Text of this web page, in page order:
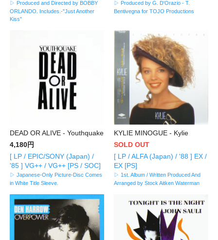
▷ Produced and Directed by BOBBY
ORLANDO. Includes.-"Just Another
Kiss"
▷ Produced by G. D'Orazio - T.
Bentivegna for TOJO Productions
DEAD OR ALIVE - Youthquake
4,180円
[ LP / EPIC/SONY (Japan) /
'85 ] VG++ / VG++ [PS / SOC]
▷ Japanese-Only Picture-Disc Comes
in White Title Sleeve.
KYLIE MINOGUE - Kylie
SOLD OUT
[ LP / ALFA (Japan) / '88 ] EX /
EX [PS]
▷ 1st. Album / Written Produced And
Arranged by Stock Aitken Waterman